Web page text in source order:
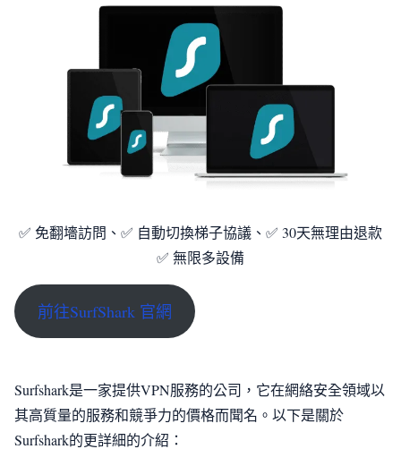
✅ 免翻墻訪問、✅ 自動切換梯子協議、✅ 30天無理由退款
✅ 無限多設備
前往SurfShark 官網
Surfshark是一家提供VPN服務的公司，它在網絡安全領域以
其高質量的服務和競爭力的價格而聞名。以下是關於
Surfshark的更詳細的介紹：